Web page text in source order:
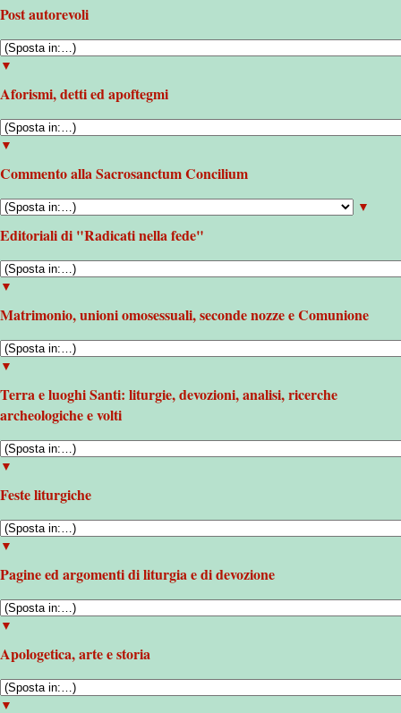
Post autorevoli
▼
Aforismi, detti ed apoftegmi
▼
Commento alla Sacrosanctum Concilium
▼
Editoriali di "Radicati nella fede"
▼
Matrimonio, unioni omosessuali, seconde nozze e Comunione
▼
Terra e luoghi Santi: liturgie, devozioni, analisi, ricerche
archeologiche e volti
▼
Feste liturgiche
▼
Pagine ed argomenti di liturgia e di devozione
▼
Apologetica, arte e storia
▼